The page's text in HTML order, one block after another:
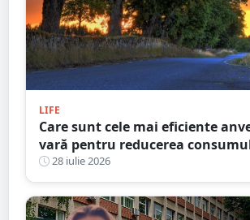
LIFE
Care sunt cele mai eficiente
vară pentru reducerea
combustibil? Recomandări în
28 iulie 2026